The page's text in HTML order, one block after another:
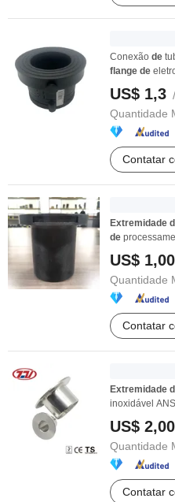
Conexão de
flange de
US$ 1,3
Quantidade
Contatar
Extremidade
de
US$ 1,00
Quantidade
Contatar
Extremidade
inoxidável
US$ 2,00
Quantidade
Contatar